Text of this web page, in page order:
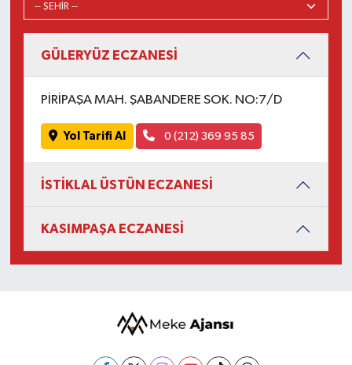
GÜLERYÜZ ECZANESİ
PİRİPAŞA MAH. ŞABANDERE SOK. NO:7/D
Yol Tarifi Al 0 (212) 369 95 85
İSTİKLAL ÜSTÜN ECZANESİ
KASIMPAŞA ECZANESİ